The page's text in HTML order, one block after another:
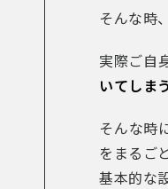
そんな時
実際ご自
いてしま
そんな時
をまるご
基本的な